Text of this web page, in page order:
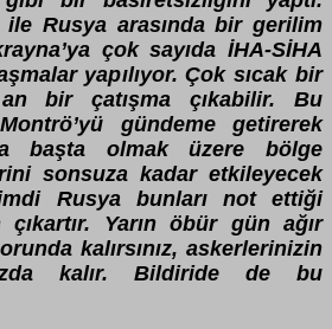
Rusya arasında bir gerilim
çok sayıda İHA-SİHA
yapılıyor. Çok sıcak bir
bir çatışma çıkabilir. Bu
gündeme getirerek
başta olmak üzere bölge
sonsuza kadar etkileyecek
Rusya bunları not ettiği
Yarın öbür gün ağır
kalırsınız, askerlerinizin
kalır. Bildiride de bu